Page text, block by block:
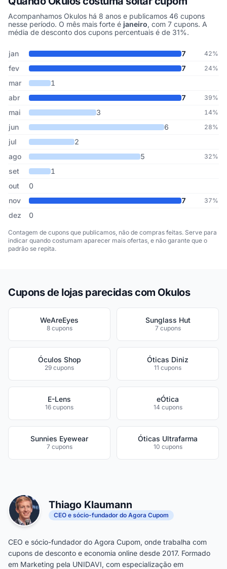
Acompanhamos Okulos há 8 anos e publicamos 46 cupons
nesse período. O mês mais forte é janeiro, com 7 cupons. A
média de desconto dos cupons percentuais é de 31%.
Cupons de Okulos publicados por mês, somando os últimos 8
Mês Cupons publicadosDesconto médio
jan 7 42%
fev 7 24%
mar
1
abr
7 39%
mai 3 14%
jun 6 28%
jul
2
ago
5 32%
set
1
out
0
nov
7 37%
dez 0
Contagem de cupons que publicamos, não de compras feitas. Serve para
indicar quando costumam aparecer mais ofertas, e não garante que o
padrão se repita.
Cupons de lojas parecidas com Okulos
WeAreEyes
8 cupons
Sunglass Hut
7 cupons
Óculos Shop
29 cupons
Óticas Diniz
11 cupons
E-Lens
16 cupons
eÓtica
14 cupons
Sunnies Eyewear
7 cupons
Óticas Ultrafarma
10 cupons
Thiago Klaumann
CEO e sócio-fundador do Agora Cupom
CEO e sócio-fundador do Agora Cupom, onde trabalha com
cupons de desconto e economia online desde 2017. Formado
em Marketing pela UNIDAVI, com especialização em